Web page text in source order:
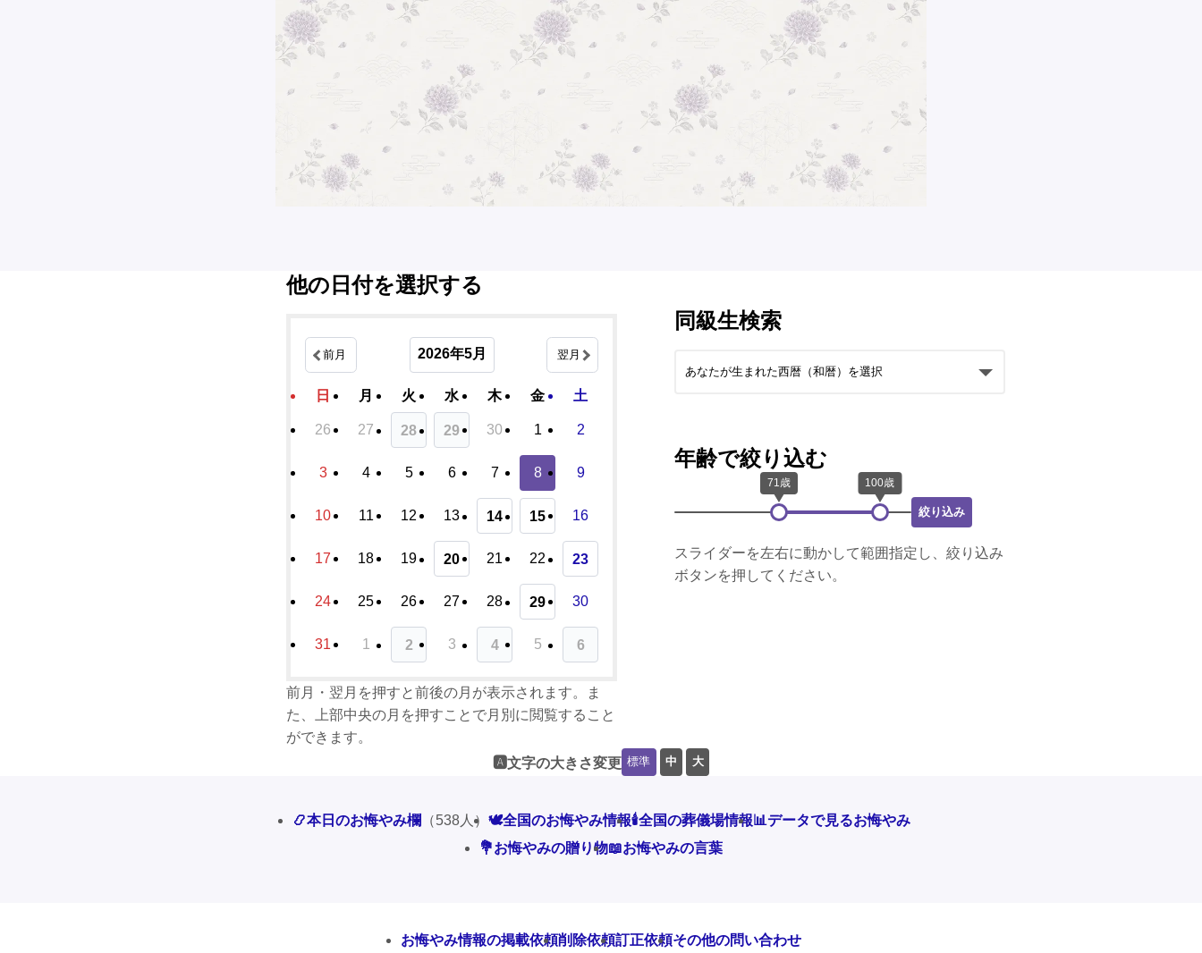
他の日付を選択する
前月 2026年5月 翌月
日 月 火 水 木 金 土
26 27 28 29 30 1 2
3 4 5 6 7 8 9
10 11 12 13 14 15 16
17 18 19 20 21 22 23
24 25 26 27 28 29 30
31 1 2 3 4 5 6
前月・翌月を押すと前後の月が表示されます。ま
た、上部中央の月を押すことで月別に閲覧すること
ができます。
同級生検索
年齢で絞り込む
絞り込み
スライダーを左右に動かして範囲指定し、絞り込み
ボタンを押してください。
🅰️文字の大きさ変更 標準 中 大
📿本日のお悔やみ欄 （538人） 🕊️全国のお悔やみ情報🕯️全国の葬儀場情報📊データで見るお悔やみ
💐お悔やみの贈り物📖お悔やみの言葉
お悔やみ情報の掲載依頼削除依頼訂正依頼その他の問い合わせ